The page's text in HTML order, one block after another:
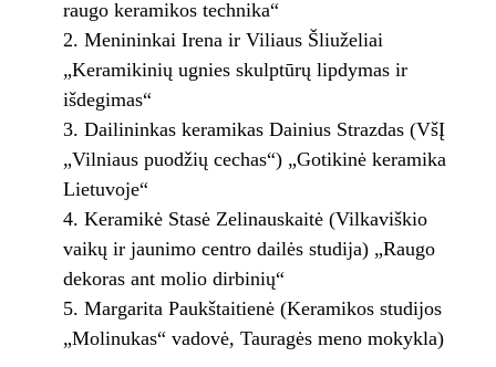
raugo keramikos technika“
Menininkai Irena ir Viliaus Šliuželiai
„Keramikinių ugnies skulptūrų lipdymas ir
išdegimas“
Dailininkas keramikas Dainius Strazdas (VšĮ
„Vilniaus puodžių cechas“) „Gotikinė keramika
Lietuvoje“
Keramikė Stasė Zelinauskaitė (Vilkaviškio
vaikų ir jaunimo centro dailės studija) „Raugo
dekoras ant molio dirbinių“
Margarita Paukštaitienė (Keramikos studijos
„Molinukas“ vadovė, Tauragės meno mokykla)